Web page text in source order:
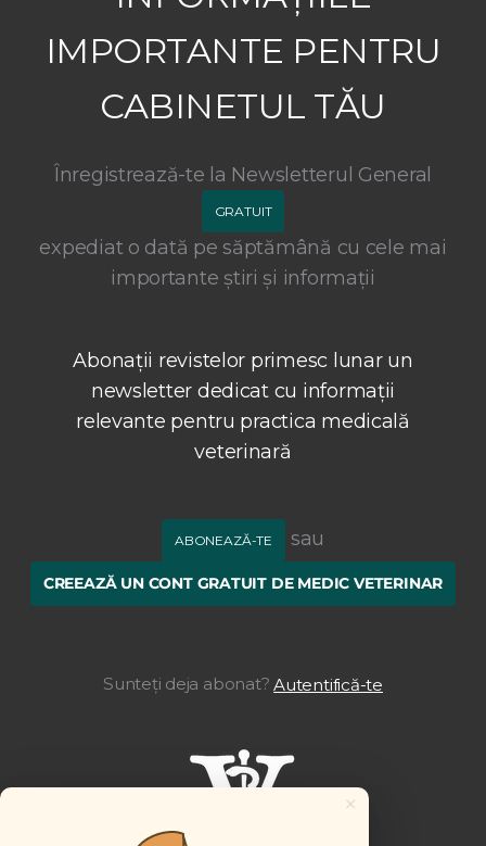
IMPORTANTE PENTRU
CABINETUL TĂU
Înregistrează-te la Newsletterul General
GRATUIT
expediat o dată pe săptămână cu cele mai
importante știri și informații
Abonații revistelor primesc lunar un
newsletter dedicat cu informații
relevante pentru practica medicală
veterinară
ABONEAZĂ-TE sau
CREEAZĂ UN CONT GRATUIT DE MEDIC VETERINAR
Sunteți deja abonat? Autentifică-te
×